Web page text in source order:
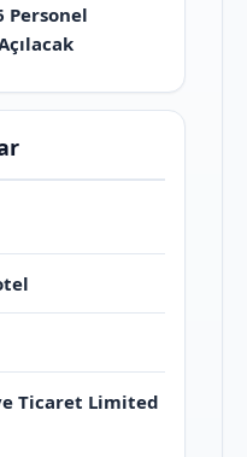
Personel
Ticaret Limited